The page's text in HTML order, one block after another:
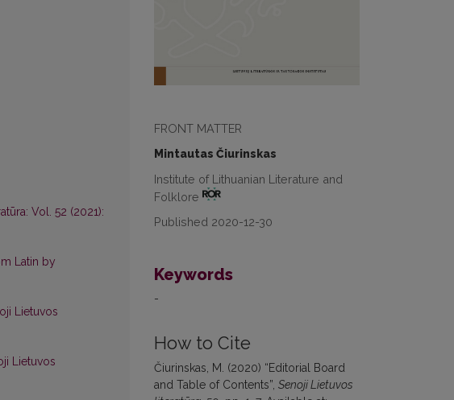
FRONT MATTER
Mintautas Čiurinskas
Institute of Lithuanian Literature and
Folklore
Published 2020-12-30
Keywords
-
How to Cite
Čiurinskas, M. (2020) “Editorial Board
and Table of Contents”, Senoji Lietuvos
Vol. 52 (2021):
Latin by
Lietuvos
Lietuvos